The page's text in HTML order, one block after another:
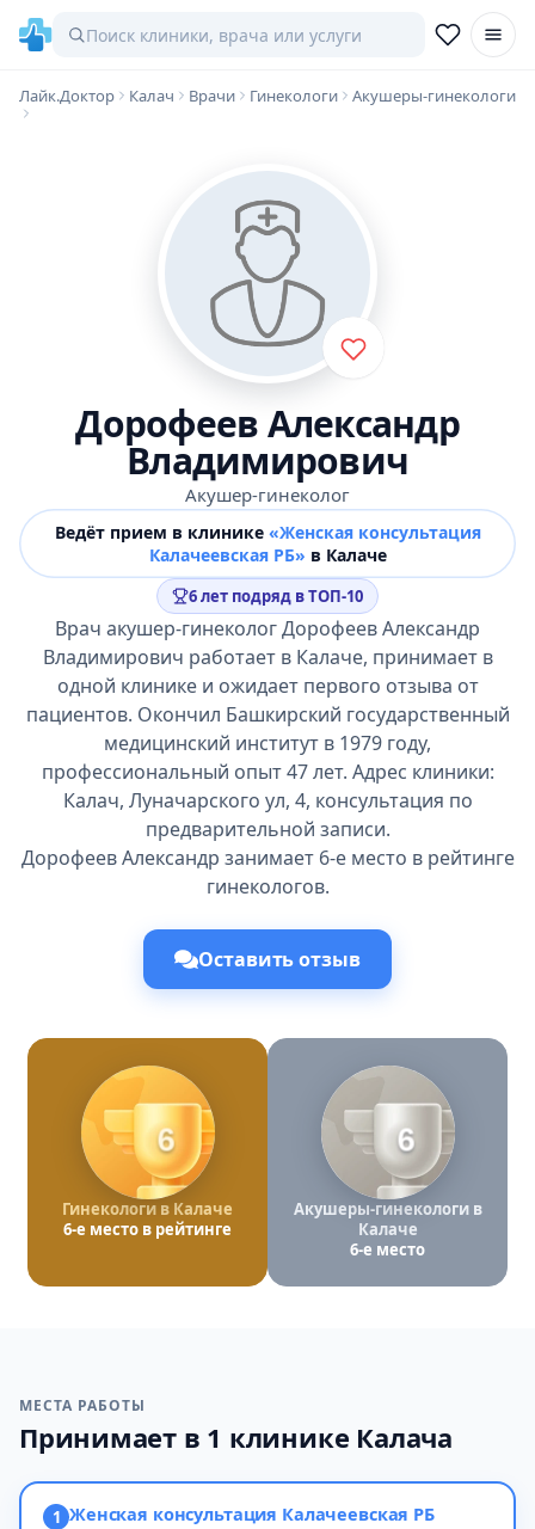
Лайк.Доктор Калач Врачи Гинекологи Акушеры-гинекологи
Дорофеев Александр
Владимирович
Акушер-гинеколог
Ведёт прием в клинике «Женская консультация
Калачеевская РБ» в Калаче
6 лет подряд в ТОП-10
Врач акушер-гинеколог Дорофеев Александр
Владимирович работает в Калаче, принимает в
одной клинике и ожидает первого отзыва от
пациентов. Окончил Башкирский государственный
медицинский институт в 1979 году,
профессиональный опыт 47 лет. Адрес клиники:
Калач, Луначарского ул, 4, консультация по
предварительной записи.
Дорофеев Александр занимает 6-е место в рейтинге
гинекологов.
Оставить отзыв
6
Гинекологи в Калаче
6-е место в рейтинге
6
Акушеры-гинекологи в
Калаче
6-е место
МЕСТА РАБОТЫ
Принимает в 1 клинике Калача
1 Женская консультация Калачеевская РБ